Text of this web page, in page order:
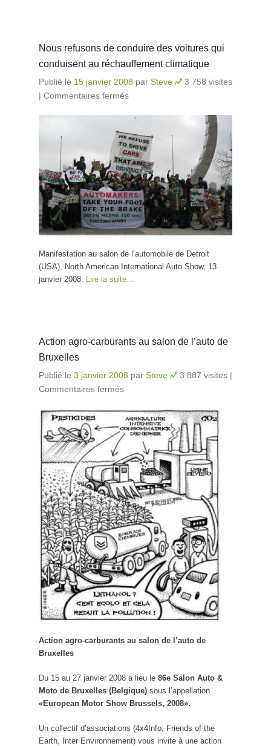
Nous refusons de conduire des voitures qui
conduisent au réchauffement climatique
Publié le 15 janvier 2008 par Steve
3 758 visites
| Commentaires fermés
conduisent au réchauffement
climatique
Manifestation au salon de l’automobile de Detroit
(USA), North American International Auto Show, 13
janvier 2008.
Lire la suite…
Action agro-carburants au salon de l’auto de
Bruxelles
Publié le 3 janvier 2008 par Steve 3 887 visites |
Commentaires fermés
Action agro-carburants au salon de l’auto de
Bruxelles
Du 15 au 27 janvier 2008 a lieu le 86e Salon Auto &
Moto de Bruxelles (Belgique) sous l’appellation
«European Motor Show Brussels, 2008».
Un collectif d’associations (4x4Info, Friends of the
Earth, Inter Environnement) vous invite à une action